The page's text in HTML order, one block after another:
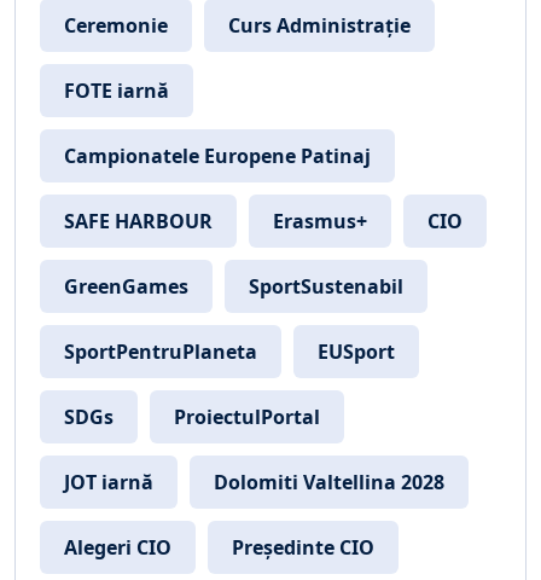
Ceremonie Curs Administrație
FOTE iarnă
Campionatele Europene Patinaj
SAFE HARBOUR Erasmus+ CIO
GreenGames SportSustenabil
SportPentruPlaneta EUSport
SDGs ProiectulPortal
JOT iarnă Dolomiti Valtellina 2028
Alegeri CIO Președinte CIO